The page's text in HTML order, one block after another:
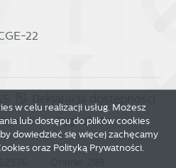
22
Sygnalista
w celu realizacji usług. Możesz
lub dostępu do plików cookies
dowiedzieć się więcej zachęcamy
oraz Polityką Prywatności.